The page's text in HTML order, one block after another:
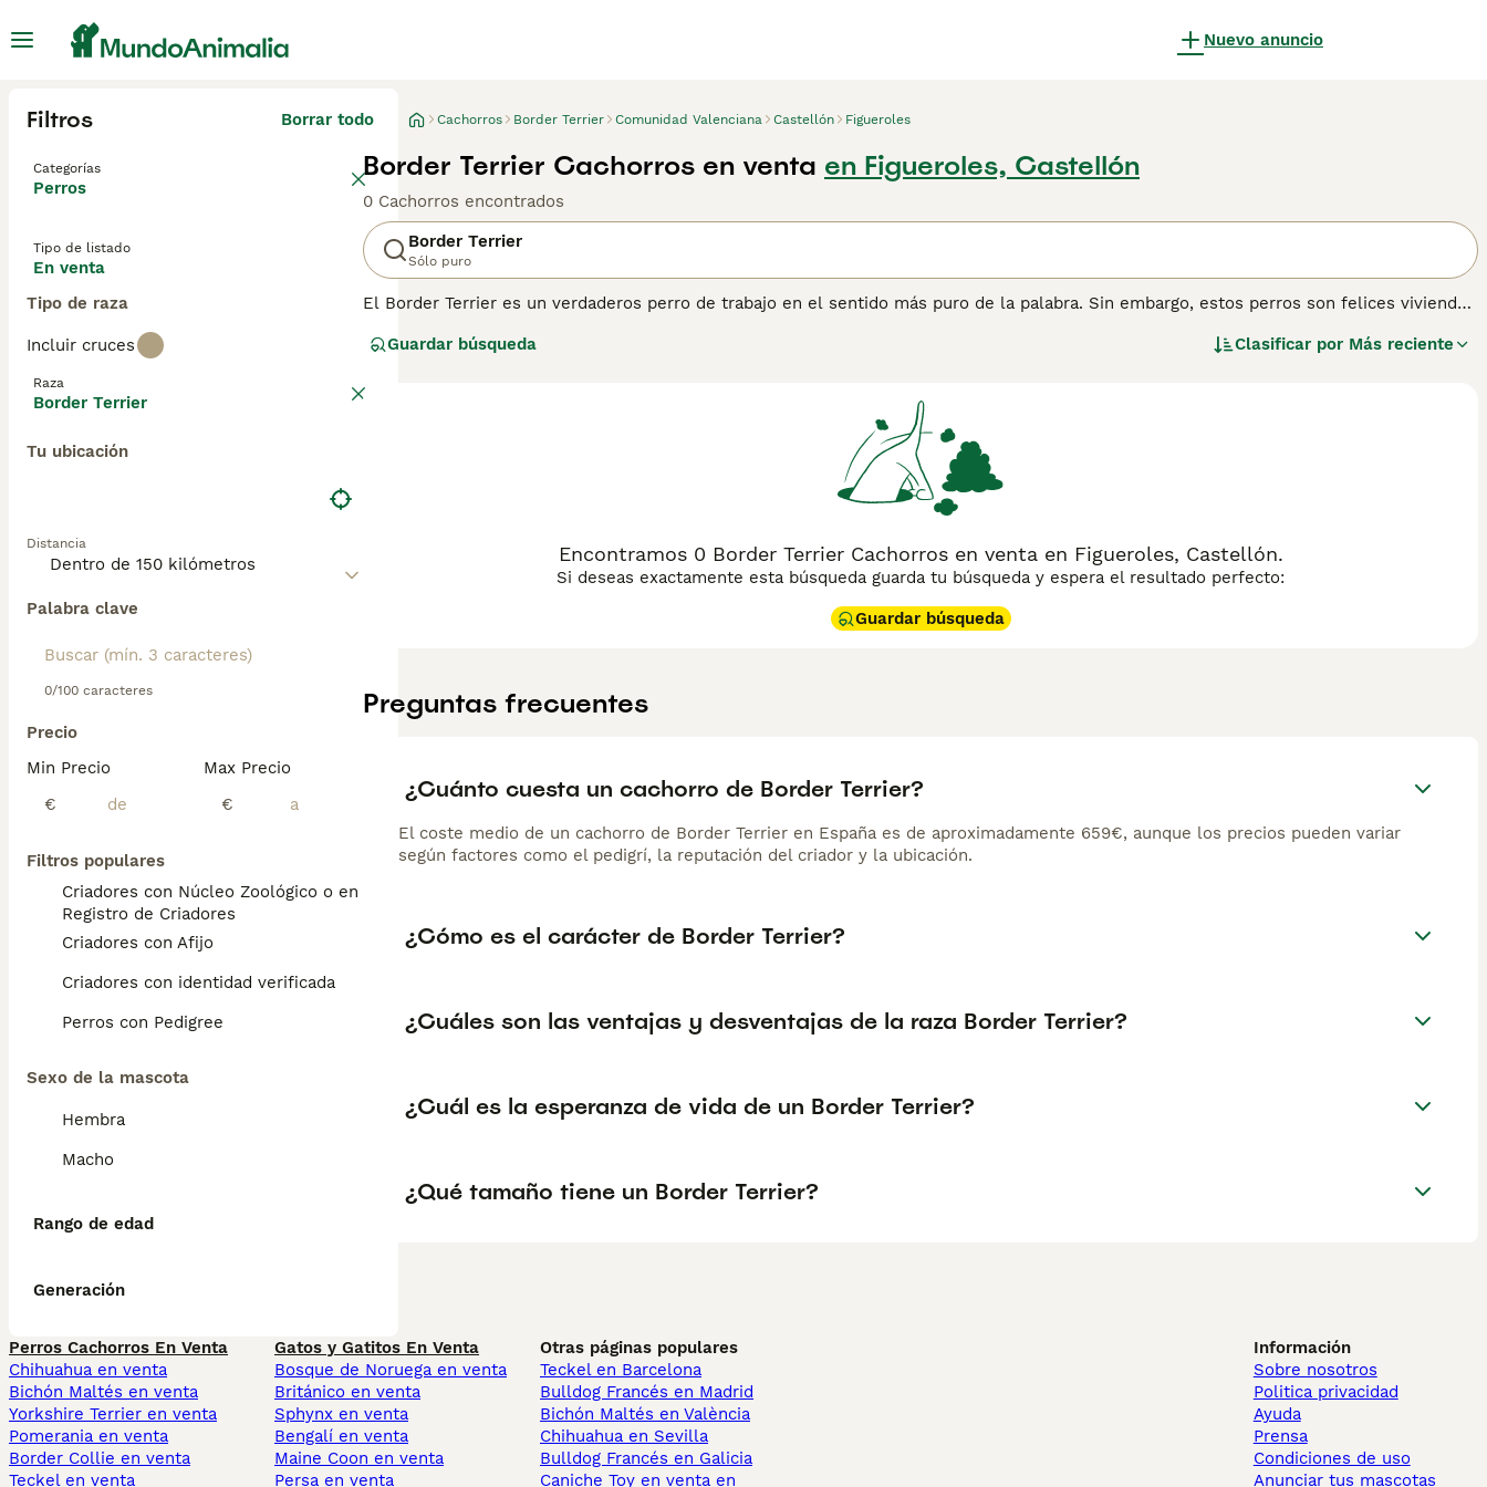
Nuevo anuncio
Filtros Borrar todo
Categorías
Perros
Tipo de listado
En venta
Tipo de raza
Incluir cruces
Raza
Border Terrier
Tu ubicación
Distancia
Palabra clave
0/100 caracteres
Precio
Min Precio
€
Max Precio
€
Filtros populares
Criadores con Núcleo Zoológico o en el
Registro de Criadores
Criadores con Afijo
Criadores con identidad verificada
Perros con Pedigree
Sexo de la mascota
Hembra
Macho
Rango de edad
Generación
Cachorros Border Terrier Comunidad Valenciana Castellón Figueroles
Border Terrier Cachorros en venta en Figueroles, Castellón
0 Cachorros encontrados
Border Terrier
Sólo puro
El Border Terrier es un verdaderos perro de trabajo en el sentido más puro de la palabra. Sin embargo, estos perros son felices viviendo
tremenda resistencia, ya que fueron criados para seguir a los caballos durante todo el día. Por lo tanto, necesitan mucho ejercicio diario
para obtener información sobre esta raza de perro.
Guardar búsqueda Clasificar por Más reciente
Encontramos 0 Border Terrier Cachorros en venta en Figueroles, Castellón.
Si deseas exactamente esta búsqueda guarda tu búsqueda y espera el resultado perfecto:
Guardar búsqueda
Preguntas frecuentes
¿Cuánto cuesta un cachorro de Border Terrier?
El coste medio de un cachorro de Border Terrier en España es de aproximadamente 659€, aunque los precios pueden variar
según factores como el pedigrí, la reputación del criador y la ubicación.
¿Cómo es el carácter de Border Terrier?
¿Cuáles son las ventajas y desventajas de la raza Border Terrier?
¿Cuál es la esperanza de vida de un Border Terrier?
¿Qué tamaño tiene un Border Terrier?
Perros Cachorros En Venta
Chihuahua en venta
Bichón Maltés en venta
Yorkshire Terrier en venta
Pomerania en venta
Border Collie en venta
Teckel en venta
Gatos y Gatitos En Venta
Bosque de Noruega en venta
Británico en venta
Sphynx en venta
Bengalí en venta
Maine Coon en venta
Persa en venta
Otras páginas populares
Teckel en Barcelona
Bulldog Francés en Madrid
Bichón Maltés en València
Chihuahua en Sevilla
Bulldog Francés en Galicia
Caniche Toy en venta en
Información
Sobre nosotros
Politica privacidad
Ayuda
Prensa
Condiciones de uso
Anunciar tus mascotas